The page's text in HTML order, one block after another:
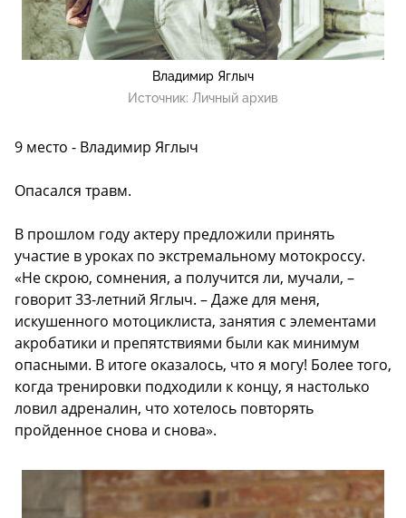
Владимир Яглыч
Источник: Личный архив
9 место - Владимир Яглыч
Опасался травм.
В прошлом году актеру предложили принять
участие в уроках по экстремальному мотокроссу.
«Не скрою, сомнения, а получится ли, мучали, –
говорит 33-летний Яглыч. – Даже для меня,
искушенного мотоциклиста, занятия с элементами
акробатики и препятствиями были как минимум
опасными. В итоге оказалось, что я могу! Более того,
когда тренировки подходили к концу, я настолько
ловил адреналин, что хотелось повторять
пройденное снова и снова».